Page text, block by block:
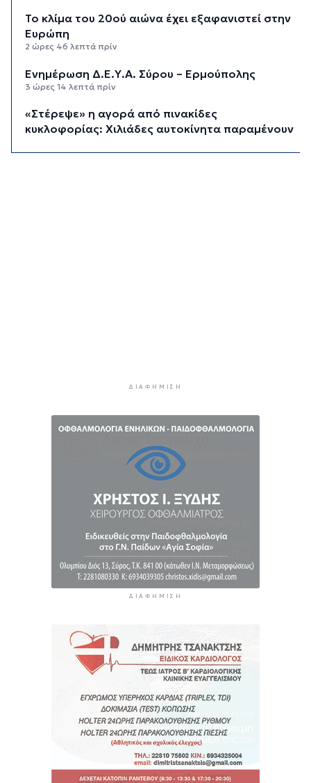
Το κλίμα του 20ού αιώνα έχει εξαφανιστεί στην
Ευρώπη
2 ώρες 46 λεπτά πρίν
Ενημέρωση Δ.Ε.Υ.Α. Σύρου – Ερμούπολης
3 ώρες 14 λεπτά πρίν
«Στέρεψε» η αγορά από πινακίδες
κυκλοφορίας: Χιλιάδες αυτοκίνητα παραμένουν
5 ώρες 42 λεπτά πρίν
ΔΙΑΦΉΜΙΣΗ
ΔΙΑΦΉΜΙΣΗ